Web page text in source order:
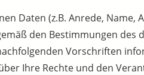
Daten (z.B. Anrede,
den Bestimmungen
Vorschriften
Ihre Rechte und den